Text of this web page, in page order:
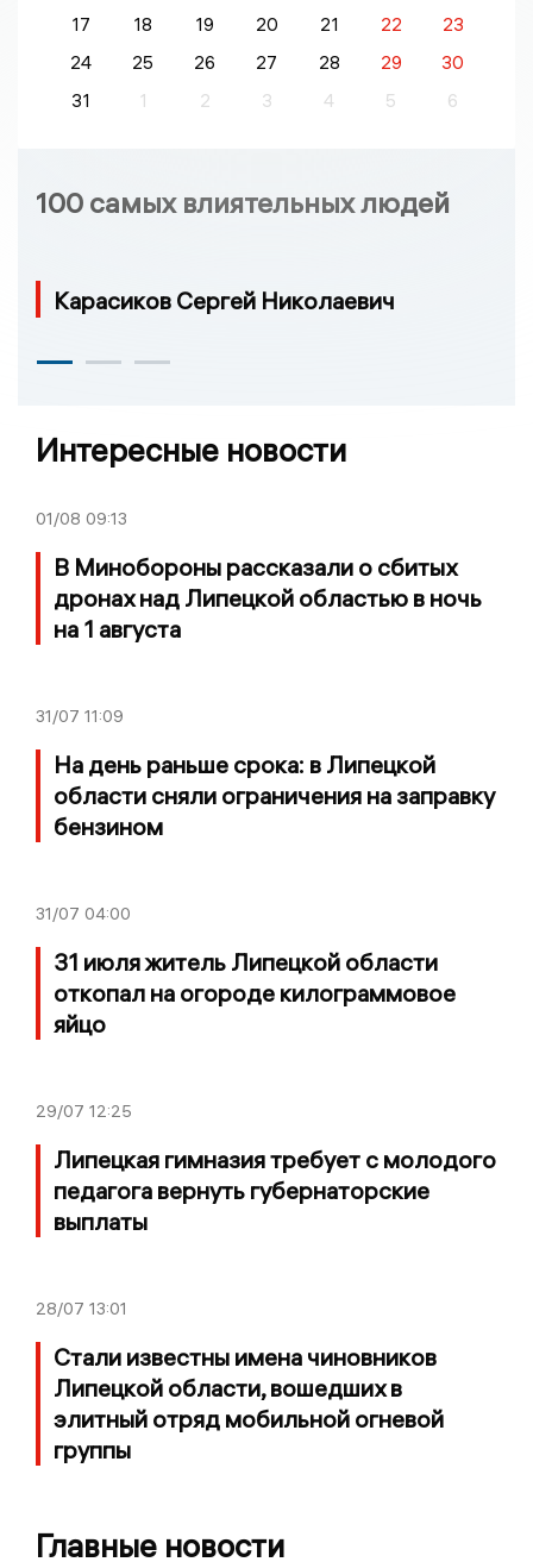
17
18 19 20 21 22
23
24
25 26 27 28 29
30
31
1 2 3 4 5 6
100 самых влиятельных людей
Карасиков Сергей Николаевич
Интересные новости
01/08 09:13
В Минобороны рассказали о сбитых
дронах над Липецкой областью в ночь
на 1 августа
31/07 11:09
На день раньше срока: в Липецкой
области сняли ограничения на заправку
бензином
31/07 04:00
31 июля житель Липецкой области
откопал на огороде килограммовое
яйцо
29/07 12:25
Липецкая гимназия требует с молодого
педагога вернуть губернаторские
выплаты
28/07 13:01
Стали известны имена чиновников
Липецкой области, вошедших в
элитный отряд мобильной огневой
группы
Главные новости